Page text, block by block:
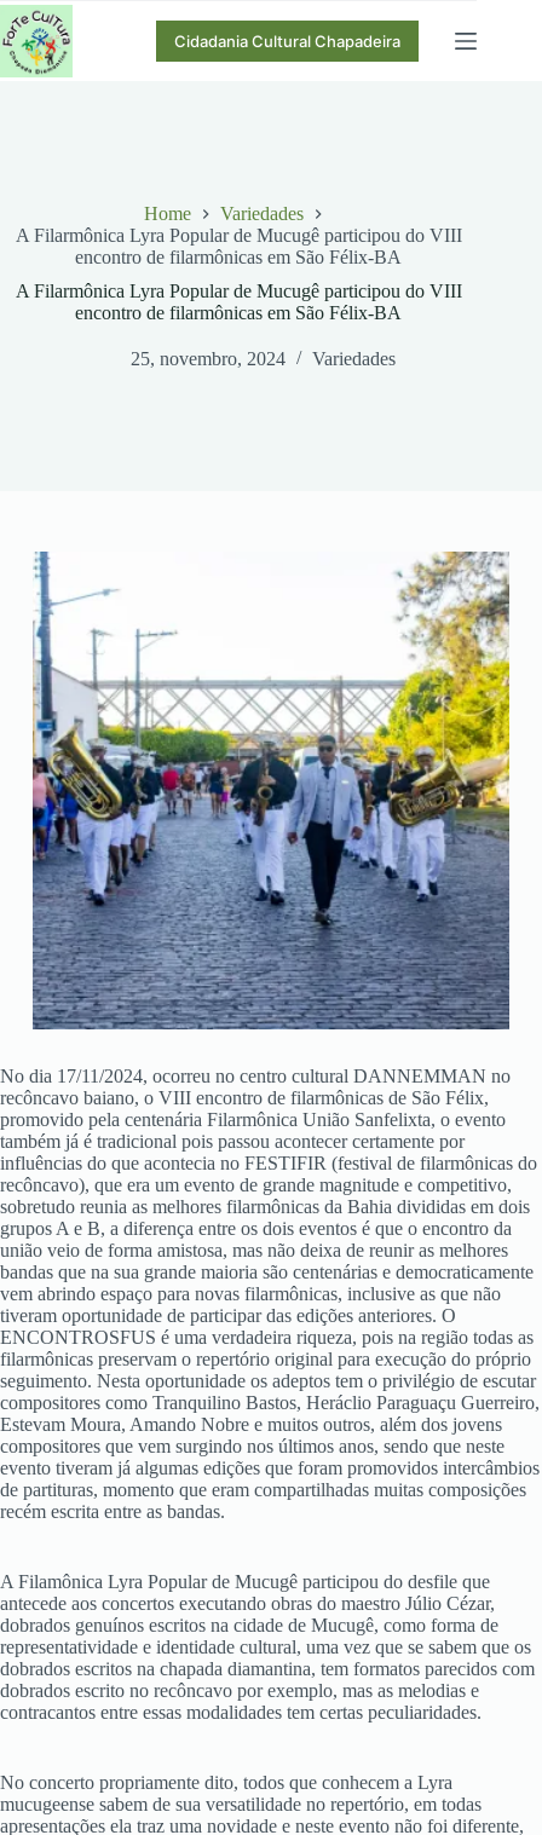
Pular
para
o
conteúdo
Cidadania Cultural Chapadeira
Home
Variedades
A Filarmônica Lyra Popular de Mucugê participou do VIII
encontro de filarmônicas em São Félix-BA
A Filarmônica Lyra Popular de Mucugê participou do VIII
encontro de filarmônicas em São Félix-BA
25, novembro, 2024 Variedades
No dia 17/11/2024, ocorreu no centro cultural DANNEMMAN no
recôncavo baiano, o VIII encontro de filarmônicas de São Félix,
promovido pela centenária Filarmônica União Sanfelixta, o evento
também já é tradicional pois passou acontecer certamente por
influências do que acontecia no FESTIFIR (festival de filarmônicas do
recôncavo), que era um evento de grande magnitude e competitivo,
sobretudo reunia as melhores filarmônicas da Bahia divididas em dois
grupos A e B, a diferença entre os dois eventos é que o encontro da
união veio de forma amistosa, mas não deixa de reunir as melhores
bandas que na sua grande maioria são centenárias e democraticamente
vem abrindo espaço para novas filarmônicas, inclusive as que não
tiveram oportunidade de participar das edições anteriores. O
ENCONTROSFUS é uma verdadeira riqueza, pois na região todas as
filarmônicas preservam o repertório original para execução do próprio
seguimento. Nesta oportunidade os adeptos tem o privilégio de escutar
compositores como Tranquilino Bastos, Heráclio Paraguaçu Guerreiro,
Estevam Moura, Amando Nobre e muitos outros, além dos jovens
compositores que vem surgindo nos últimos anos, sendo que neste
evento tiveram já algumas edições que foram promovidos intercâmbios
de partituras, momento que eram compartilhadas muitas composições
recém escrita entre as bandas.
A Filamônica Lyra Popular de Mucugê participou do desfile que
antecede aos concertos executando obras do maestro Júlio Cézar,
dobrados genuínos escritos na cidade de Mucugê, como forma de
representatividade e identidade cultural, uma vez que se sabem que os
dobrados escritos na chapada diamantina, tem formatos parecidos com
dobrados escrito no recôncavo por exemplo, mas as melodias e
contracantos entre essas modalidades tem certas peculiaridades.
No concerto propriamente dito, todos que conhecem a Lyra
mucugeense sabem de sua versatilidade no repertório, em todas
apresentações ela traz uma novidade e neste evento não foi diferente,